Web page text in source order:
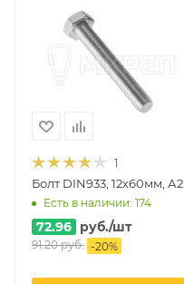
1
Болт DIN933, 12х60мм, А2
Есть в наличии: 174
72.96 руб./шт
91.20руб. -20%